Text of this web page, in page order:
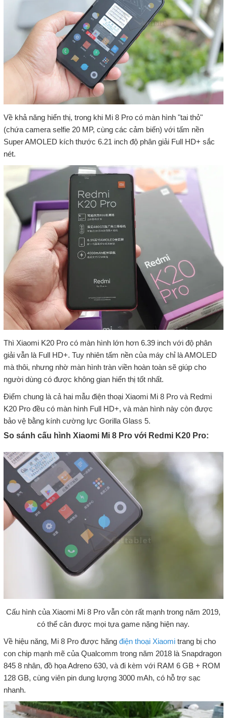
Về khả năng hiển thị, trong khi Mi 8 Pro có màn hình "tai thỏ"
(chứa camera selfie 20 MP, cùng các cảm biến) với tấm nền
Super AMOLED kích thước 6.21 inch độ phân giải Full HD+ sắc
nét.
Thì Xiaomi K20 Pro có màn hình lớn hơn 6.39 inch với độ phân
giải vẫn là Full HD+. Tuy nhiên tấm nền của máy chỉ là AMOLED
mà thôi, nhưng nhờ màn hình tràn viền hoàn toàn sẽ giúp cho
người dùng có được không gian hiển thị tốt nhất.
Điểm chung là cả hai mẫu điện thoại Xiaomi Mi 8 Pro và Redmi
K20 Pro đều có màn hình Full HD+, và màn hình này còn được
bảo vệ bằng kính cường lực Gorilla Glass 5.
So sánh cấu hình Xiaomi Mi 8 Pro với Redmi K20 Pro:
Cấu hình của Xiaomi Mi 8 Pro vẫn còn rất mạnh trong năm 2019,
có thể cân được mọi tựa game nặng hiện nay.
Về hiệu năng, Mi 8 Pro được hãng điện thoại Xiaomitrang bị cho
con chip mạnh mẽ của Qualcomm trong năm 2018 là Snapdragon
845 8 nhân, đồ họa Adreno 630, và đi kèm với RAM 6 GB + ROM
128 GB, cùng viên pin dung lượng 3000 mAh, có hỗ trợ sạc
nhanh.